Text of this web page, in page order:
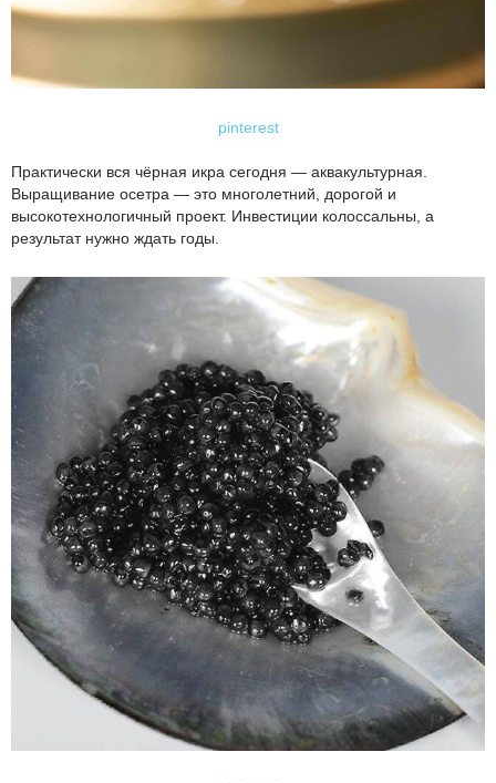
pinterest
Практически вся чёрная икра сегодня — аквакультурная.
Выращивание осетра — это многолетний, дорогой и
высокотехнологичный проект. Инвестиции колоссальны, а
результат нужно ждать годы.